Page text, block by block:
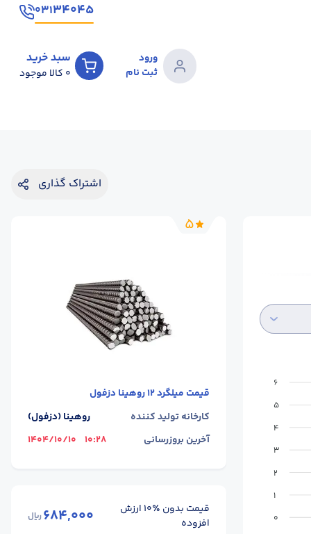
۳۴۰۴۵۰۳۱
ورود
ثبت نام
سبد خرید
0 کالا موجود
اشتراک گذاری
6
5
4
3
2
1
0
5
قیمت میلگرد 12 روهینا دزفول
کارخانه تولید کننده
روهینا (دزفول)
آخرین بروزرسانی
10:28
1404/10/10
قیمت بدون ٪۱۰ ارزش
افزوده
684,000ریال